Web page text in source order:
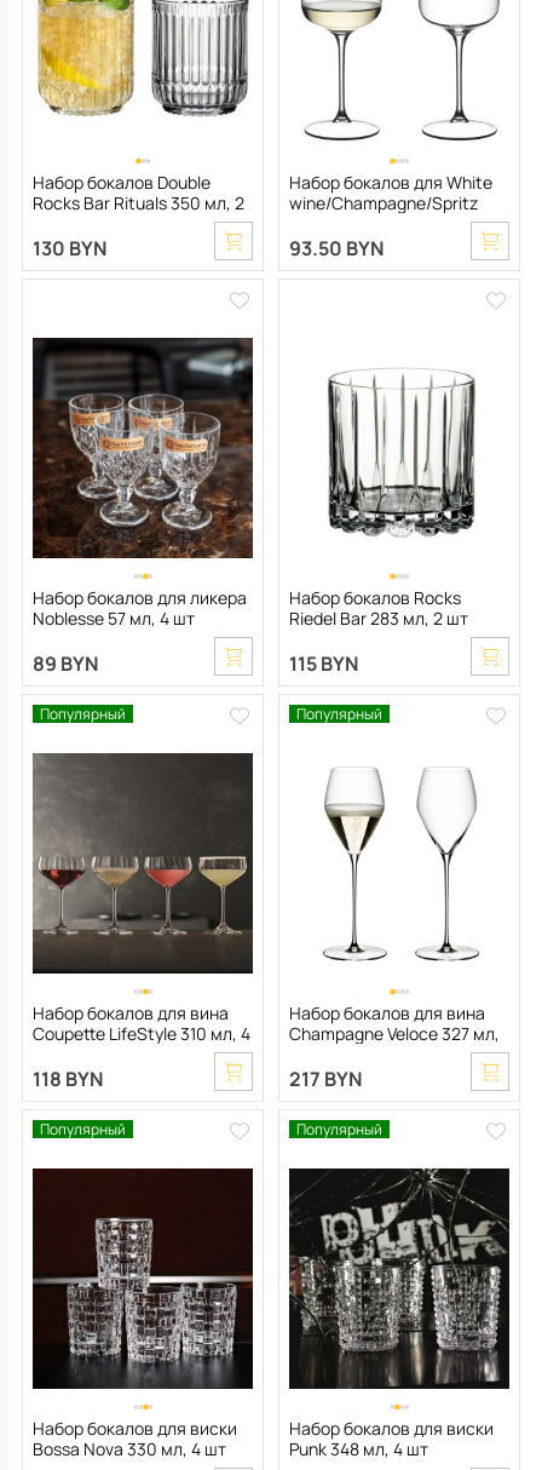
Все для кухни
Детская посуда
Пепельницы
Декоративные блюда
Душевая зона
Мебель для ванной
Полотенцесушители, Радиаторы
Чехлы на подушку
Подушки-вкладыши
Мебель для хранения
Декор дома
Набор бокалов Double
Rocks Bar Rituals 350 мл, 2
130 BYN
Набор бокалов для White
wine/Champagne/Spritz
Grape@Riedel 550 мл, 2 шт
93.50 BYN
Набор бокалов для ликера
Noblesse 57 мл, 4 шт
89 BYN
Набор бокалов Rocks
Riedel Bar 283 мл, 2 шт
115 BYN
Популярный
Набор бокалов для вина
Coupette LifeStyle 310 мл, 4
118 BYN
Популярный
Набор бокалов для вина
Champagne Veloce 327 мл,
217 BYN
Популярный
Набор бокалов для виски
Bossa Nova 330 мл, 4 шт
Популярный
Набор бокалов для виски
Punk 348 мл, 4 шт